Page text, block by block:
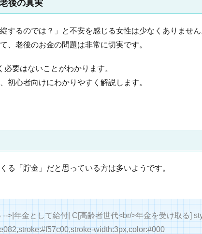
後の真実
るのでは？」と不安を感じる女性は少なくありません
、老後のお金の問題は非常に切実です。
要はないことがわかります。
初心者向けにわかりやすく解説します。
「貯金」だと思っている方は多いようです。
>|年金として給付| C[高齢者世代<br/>年金を受け取る]
width:3px,color:#000